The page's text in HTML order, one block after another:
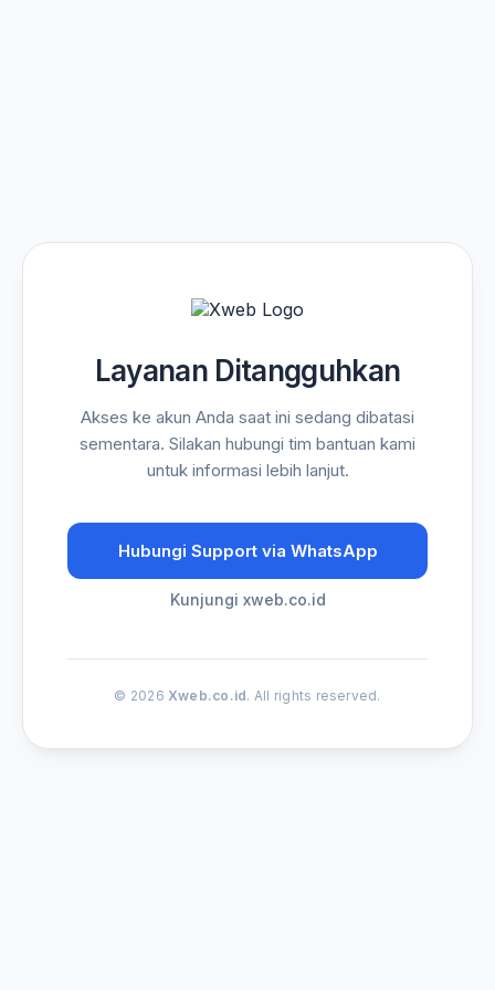
Layanan Ditangguhkan
Akses ke akun Anda saat ini sedang dibatasi
sementara. Silakan hubungi tim bantuan kami
untuk informasi lebih lanjut.
Hubungi Support via WhatsApp
Kunjungi xweb.co.id
© 2026 Xweb.co.id. All rights reserved.